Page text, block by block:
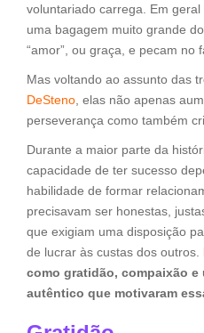
voluntariado carrega. Em
uma bagagem muito grande
“amor”, ou graça, e pecam no
Mas voltando ao assunto das
DeSteno , elas não apenas
perseverança como também
Durante a maior parte da
capacidade de ter sucesso
habilidade de formar
precisavam ser honestas,
que exigiam uma disposição
de lucrar às custas dos outros.
como gratidão, compaixão
autêntico que motivaram